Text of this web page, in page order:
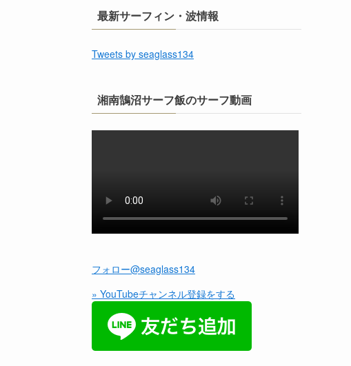
最新サーフィン・波情報
Tweets by seaglass134
湘南鵠沼サーフ飯のサーフ動画
フォロー@seaglass134
» YouTubeチャンネル登録をする